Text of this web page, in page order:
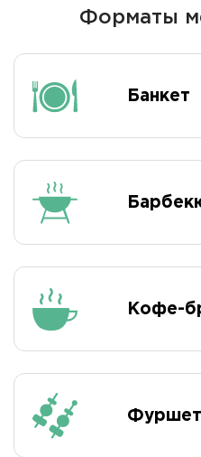
Форматы
Банкет
Кофе-
Фуршет